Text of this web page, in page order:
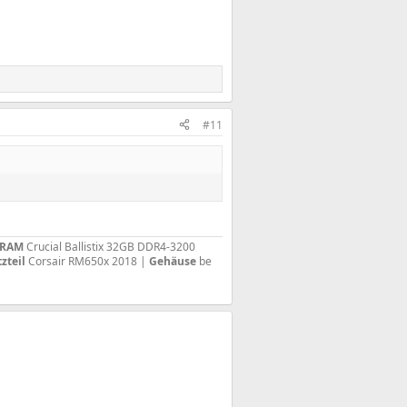
#11
RAMCrucial Ballistix 32GB DDR4-3200
Corsair RM650x 2018 | Gehäuse be